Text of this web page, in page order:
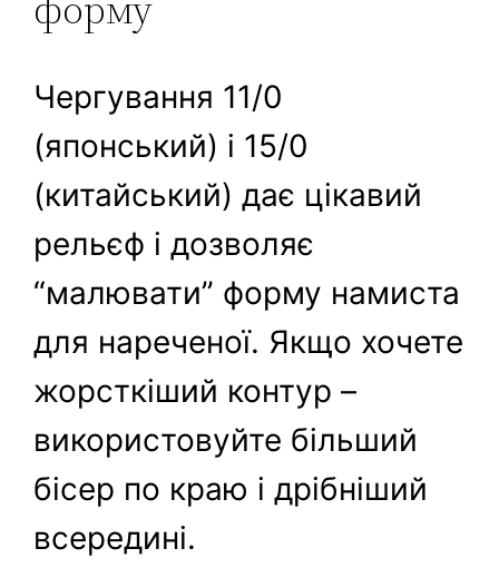
Чергування 11/0
(японський) і 15/0
(китайський) дає цікавий
рельєф і дозволяє
“малювати” форму намиста
для нареченої. Якщо хочете
жорсткіший контур –
використовуйте більший
бісер по краю і дрібніший
всередині.